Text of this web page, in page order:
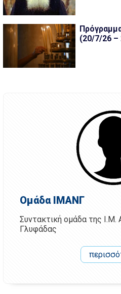
(20/7/26 –
Ομάδα ΙΜΑΝΓ
Συντακτική ομάδα της Ι.Μ.
Γλυφάδας